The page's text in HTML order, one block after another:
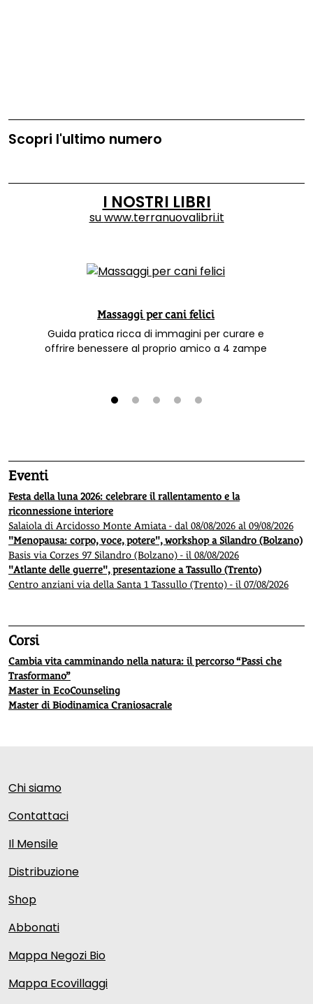
Scopri l'ultimo numero
I NOSTRI LIBRI
suwww.terranuovalibri.it
Massaggi per cani felici
Guida pratica ricca di immagini per curare e
offrire benessere al proprio amico a 4 zampe
Eventi
Festa della luna 2026: celebrare il rallentamento e la
riconnessione interiore
Salaiola di Arcidosso Monte Amiata - dal 08/08/2026 al 09/08/2026
"Menopausa: corpo, voce, potere", workshop a Silandro (Bolzano)
Basis via Corzes 97 Silandro (Bolzano) - il 08/08/2026
"Atlante delle guerre", presentazione a Tassullo (Trento)
Centro anziani via della Santa 1 Tassullo (Trento) - il 07/08/2026
Corsi
Cambia vita camminando nella natura: il percorso “Passi che
Trasformano”
Master in EcoCounseling
Master di Biodinamica Craniosacrale
Chi siamo
Contattaci
Il Mensile
Distribuzione
Shop
Abbonati
Mappa Negozi Bio
Mappa Ecovillaggi